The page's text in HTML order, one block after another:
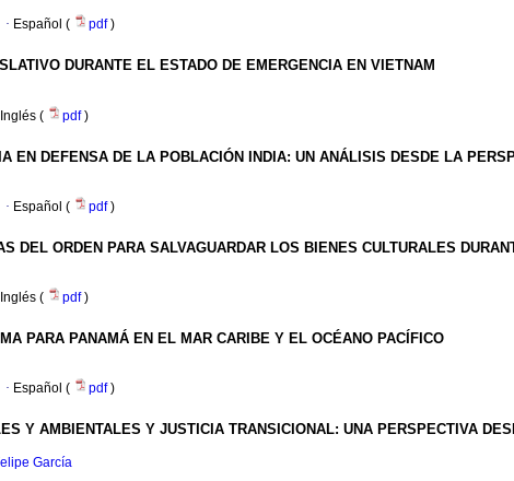
· Español ( pdf)
DURANTE EL ESTADO DE EMERGENCIA EN VIETNAM
Inglés ( pdf)
EN DEFENSA DE LA POBLACIÓN INDIA: UN ANÁLISIS DESDE LA
· Español ( pdf)
DEL ORDEN PARA SALVAGUARDAR LOS BIENES CULTURALES
Inglés ( pdf)
PARA PANAMÁ EN EL MAR CARIBE Y EL OCÉANO PACÍFICO
· Español ( pdf)
Y AMBIENTALES Y JUSTICIA TRANSICIONAL: UNA PERSPECTIVA
García